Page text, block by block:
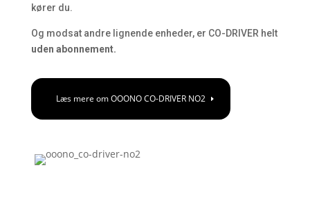
kører du.
Og modsat andre lignende enheder, er CO-DRIVER helt
uden abonnement.
Læs mere om OOONO CO-DRIVER NO2